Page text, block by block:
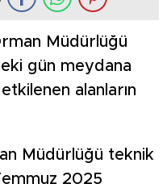
Müdürlüğü
gün meydana
alanların
Müdürlüğü teknik
2025